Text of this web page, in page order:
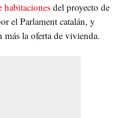
habitaciones del proyecto de
el Parlament catalán, y
más la oferta de vivienda.